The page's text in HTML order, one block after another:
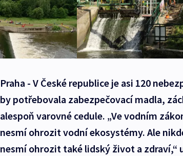
Praha - V České republice je asi 120
by potřebovala zabezpečovací madla,
alespoň varovné cedule. „Ve vodním
nesmí ohrozit vodní ekosystémy. Ale
nesmí ohrozit také lidský život a zdraví,“